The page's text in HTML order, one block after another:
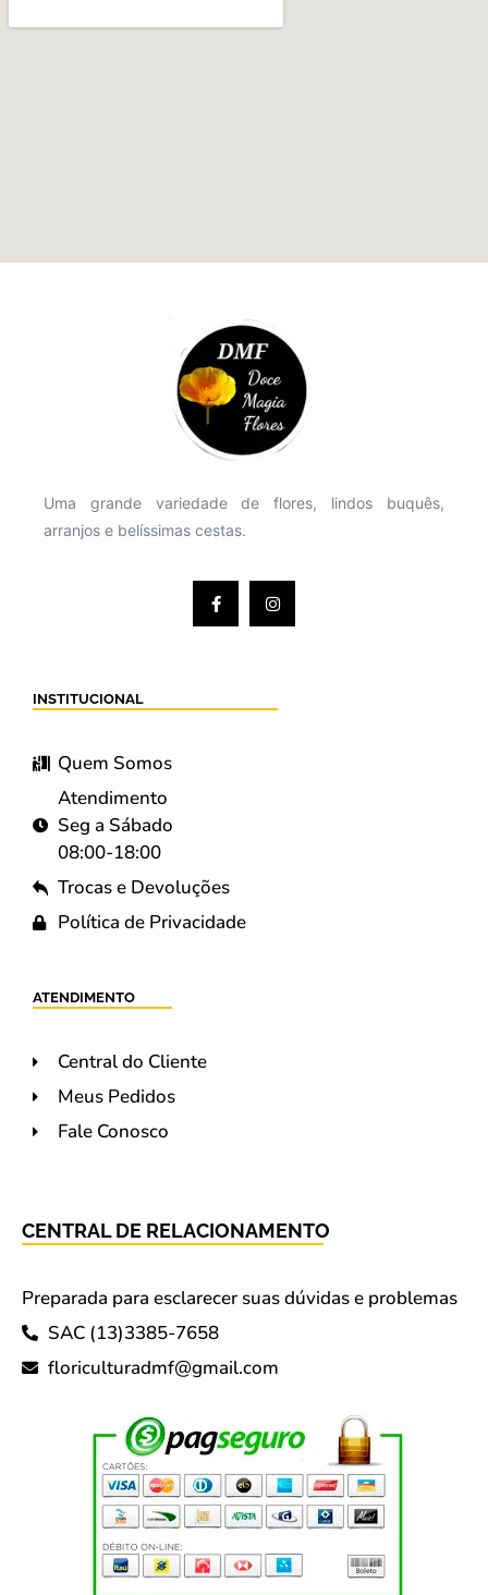
Uma grande variedade de flores, lindos buquês,
arranjos e belíssimas cestas.
INSTITUCIONAL
Quem Somos
Atendimento
Seg a Sábado
08:00-18:00
Trocas e Devoluções
Política de Privacidade
ATENDIMENTO
Central do Cliente
Meus Pedidos
Fale Conosco
CENTRAL DE RELACIONAMENTO
Preparada para esclarecer suas dúvidas e problemas
SAC (13)3385-7658
floriculturadmf@gmail.com